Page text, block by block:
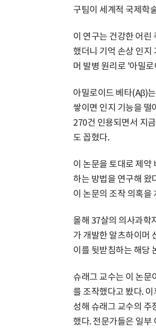
구팀이 세계적 국제학
이 연구는 건강한 어
했더니 기억 손상 인지
머 발병 원리로 '아밀
아밀로이드 베타(Aβ)
쌓이면 인지 기능을 떨
270건 인용되면서 지
도 꼽혔다.
이 논문을 토대로 제약
하는 방법을 연구해 왔
이 논문의 조작 의혹을
올해 37살의 의사과학
가 개발한 알츠하이머
이를 뒷받침하는 해당
슈래그 교수는 이 논문
를 조작했다고 봤다.
성해 슈래그 교수의 주
했다. 전문가들은 일